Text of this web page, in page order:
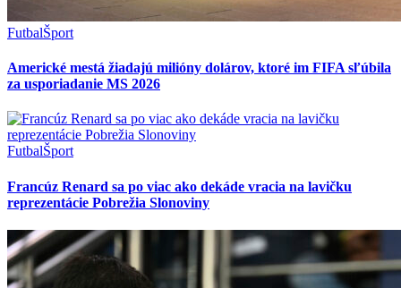
FutbalŠport
Americké mestá žiadajú milióny dolárov, ktoré im FIFA sľúbila
za usporiadanie MS 2026
FutbalŠport
Francúz Renard sa po viac ako dekáde vracia na lavičku
reprezentácie Pobrežia Slonoviny